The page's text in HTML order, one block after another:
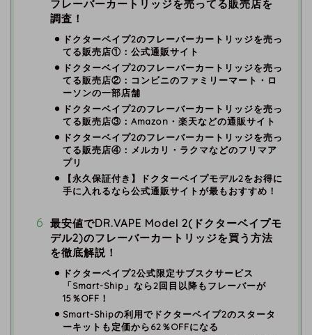
フレーバーカートリッジを売ってる販売店を
調査！
ドクターベイプ2のフレーバーカートリッジを売っ
てる販売店①：公式通販サイト
ドクターベイプ2のフレーバーカートリッジを売っ
てる販売店②：コンビニのファミリーマート・ロ
ーソンの一部店舗
ドクターベイプ2のフレーバーカートリッジを売っ
てる販売店③：Amazon・楽天などの通販サイト
ドクターベイプ2のフレーバーカートリッジを売っ
てる販売店④：メルカリ・ラクマなどのフリマア
プリ
【永久保証付き】ドクターベイプモデル2をお得に
手に入れるなら公式通販サイトが最もおすすめ！
最安値でDR.VAPE Model 2(ドクターベイプモ
デル2)のフレーバーカートリッジを買う方法
を徹底解説！
ドクターベイプ2公式限定サブスクサービス
「Smart-Ship」なら2回目以降もフレーバーが
15％OFF！
Smart-Shipの利用でドクターベイプ2のスタータ
ーキットも定価から62％OFFになる